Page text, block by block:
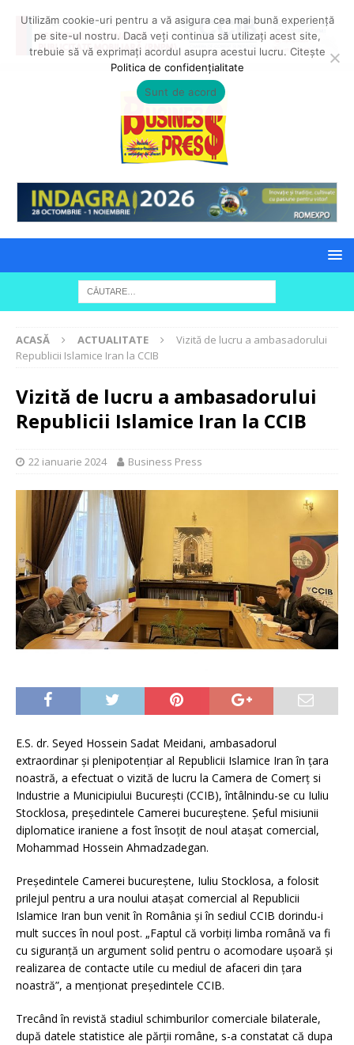
ACASĂ ACTUALITATE
Vizită de lucru a ambasadorului
Republicii Islamice Iran la CCIB
Vizită de lucru a ambasadorului
Republicii Islamice Iran la CCIB
22 ianuarie 2024 Business Press
E.S. dr. Seyed Hossein Sadat Meidani, ambasadorul
extraordinar și plenipotențiar al Republicii Islamice Iran în țara
noastră, a efectuat o vizită de lucru la Camera de Comerţ si
Industrie a Municipiului Bucureşti (CCIB), întâlnindu-se cu Iuliu
Stocklosa, președintele Camerei bucureștene. Șeful misiunii
diplomatice iraniene a fost însoțit de noul atașat comercial,
Mohammad Hossein Ahmadzadegan.
Președintele Camerei bucureștene, Iuliu Stocklosa, a folosit
prilejul pentru a ura noului atașat comercial al Republicii
Islamice Iran bun venit în România și în sediul CCIB dorindu-i
mult succes în noul post. „Faptul că vorbiți limba română va fi
cu siguranță un argument solid pentru o acomodare ușoară și
realizarea de contacte utile cu mediul de afaceri din țara
noastră”, a menționat președintele CCIB.
Trecând în revistă stadiul schimburilor comerciale bilaterale,
după datele statistice ale părții române, s-a constatat că dupa
Utilizăm cookie-uri pentru a vă asigura cea mai bună experiență
pe site-ul nostru. Dacă veți continua să utilizați acest site,
trebuie să vă exprimați acordul asupra acestui lucru. Citește
Politica de confidențialitate
Sunt de acord